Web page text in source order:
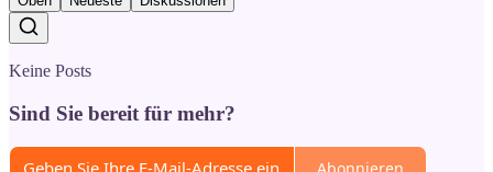
Keine Posts
Sind Sie bereit für mehr?